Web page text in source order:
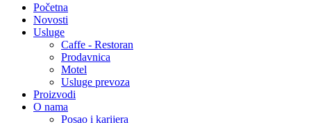
Početna
Novosti
Usluge
Caffe - Restoran
Prodavnica
Motel
Usluge prevoza
Proizvodi
O nama
Posao i karijera